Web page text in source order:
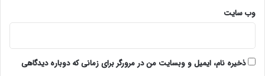
وب‌ سایت
ذخیره نام، ایمیل و وبسایت من در مرورگر برای زمانی که دوباره دیدگاهی